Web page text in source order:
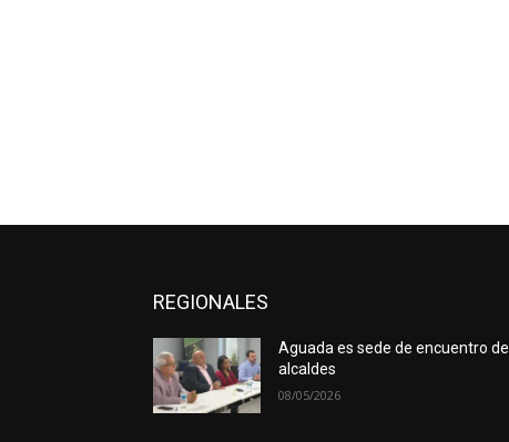
REGIONALES
Aguada es sede de encuentro de
alcaldes
08/05/2026